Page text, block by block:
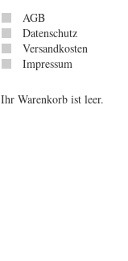
AGB
Datenschutz
Versandkosten
Impressum
Ihr Warenkorb ist leer.